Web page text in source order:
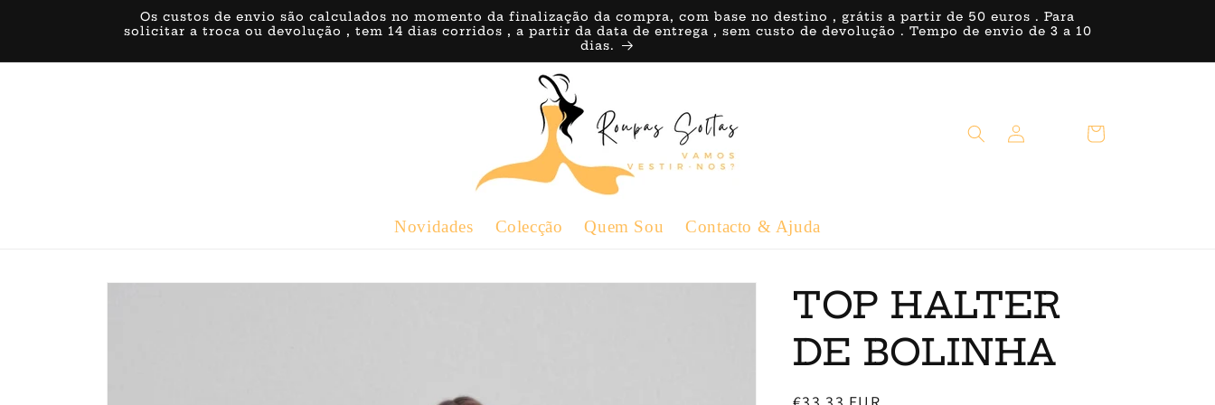
Os custos de envio são calculados no momento da finalização da compra, com base no destino , grátis a partir de 50 euros . Para
solicitar a troca ou devolução , tem 14 dias corridos , a partir da data de entrega , sem custo de devolução . Tempo de envio de 3 a 10
dias.
Novidades Colecção Quem Sou Contacto & Ajuda
sessão
Carrinho
TOP HALTER
DE BOLINHA